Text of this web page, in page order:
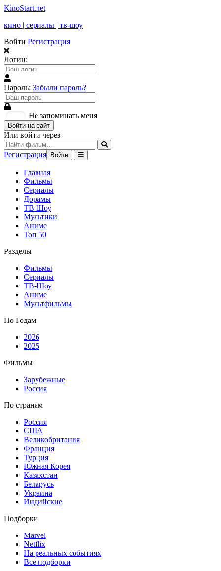
KinoStart.net
кино | сериалы | тв-шоу
Войти Регистрация
Логин:
Пароль: Забыли пароль?
Не запоминать меня
Войти на сайт
Или войти через
Регистрация Войти
Главная
Фильмы
Сериалы
Дорамы
ТВ Шоу
Мультики
Аниме
Топ 50
Разделы
Фильмы
Сериалы
ТВ-Шоу
Аниме
Мультфильмы
По Годам
2026
2025
Фильмы
Зарубежные
Россия
По странам
Россия
США
Великобритания
Франция
Турция
Южная Корея
Казахстан
Беларусь
Украина
Индийские
Подборки
Marvel
Netflix
На реальных событиях
Все подборки